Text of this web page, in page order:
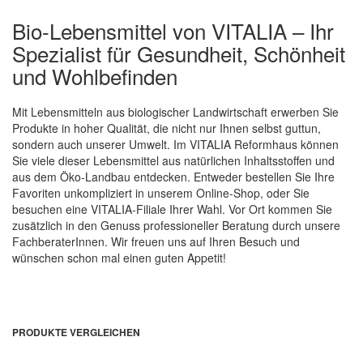
Bio-Lebensmittel von VITALIA – Ihr
Spezialist für Gesundheit, Schönheit
und Wohlbefinden
Mit Lebensmitteln aus biologischer Landwirtschaft erwerben Sie
Produkte in hoher Qualität, die nicht nur Ihnen selbst guttun,
sondern auch unserer Umwelt. Im VITALIA Reformhaus können
Sie viele dieser Lebensmittel aus natürlichen Inhaltsstoffen und
aus dem Öko-Landbau entdecken. Entweder bestellen Sie Ihre
Favoriten unkompliziert in unserem Online-Shop, oder Sie
besuchen eine VITALIA-Filiale Ihrer Wahl. Vor Ort kommen Sie
zusätzlich in den Genuss professioneller Beratung durch unsere
FachberaterInnen. Wir freuen uns auf Ihren Besuch und
wünschen schon mal einen guten Appetit!
PRODUKTE VERGLEICHEN